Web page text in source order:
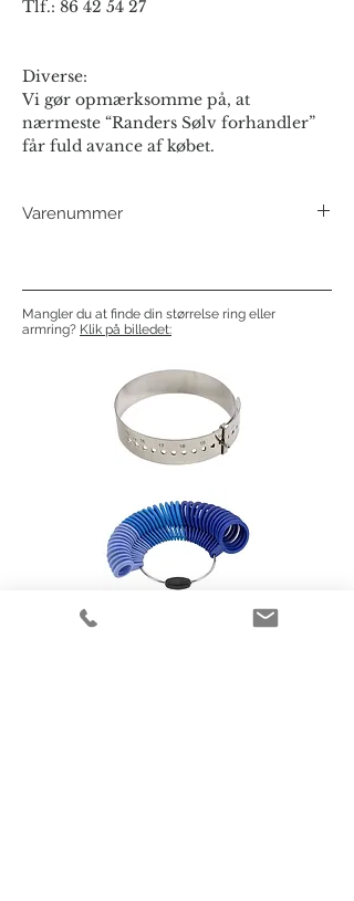
Tlf.: 86 42 54 27
Diverse:
Vi gør opmærksomme på, at
nærmeste “Randers Sølv forhandler”
får fuld avance af købet.
Varenummer
Mangler du at finde din størrelse ring eller
armring? Klik på billedet: